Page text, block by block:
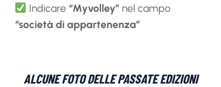
Indicare “Myvolley” nel campo
“società di appartenenza”
ALCUNE FOTO DELLE PASSATE EDIZIONI